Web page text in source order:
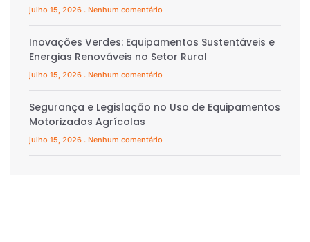
julho 15, 2026 Nenhum comentário
Inovações Verdes: Equipamentos Sustentáveis e
Energias Renováveis no Setor Rural
julho 15, 2026 Nenhum comentário
Segurança e Legislação no Uso de Equipamentos
Motorizados Agrícolas
julho 15, 2026 Nenhum comentário